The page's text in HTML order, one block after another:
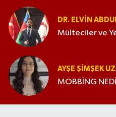
DR. ELVIN
Mülteciler ve
AYŞE ŞIMŞEK
MOBBİNG